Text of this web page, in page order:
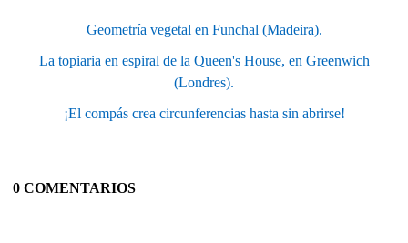
Geometría vegetal en Funchal (Madeira).
La topiaria en espiral de la Queen's House, en Greenwich
(Londres).
¡El compás crea circunferencias hasta sin abrirse!
0 COMENTARIOS